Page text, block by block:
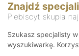
Znajdź
Plebiscyt skupia
Szukasz specjalisty
wyszukiwarkę.